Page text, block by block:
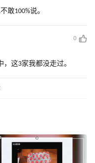
敢100%说。
0
，这3家我都没走过。